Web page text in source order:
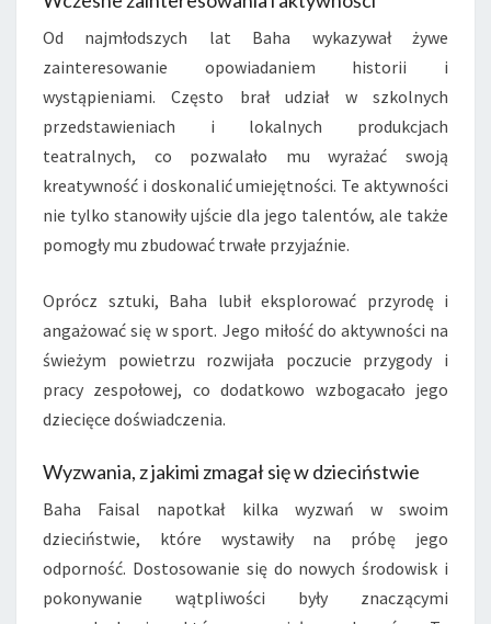
Od najmłodszych lat Baha wykazywał żywe
zainteresowanie opowiadaniem historii i
wystąpieniami. Często brał udział w szkolnych
przedstawieniach i lokalnych produkcjach
teatralnych, co pozwalało mu wyrażać swoją
kreatywność i doskonalić umiejętności. Te aktywności
nie tylko stanowiły ujście dla jego talentów, ale także
pomogły mu zbudować trwałe przyjaźnie.
Oprócz sztuki, Baha lubił eksplorować przyrodę i
angażować się w sport. Jego miłość do aktywności na
świeżym powietrzu rozwijała poczucie przygody i
pracy zespołowej, co dodatkowo wzbogacało jego
dziecięce doświadczenia.
Wyzwania, z jakimi zmagał się w dzieciństwie
Baha Faisal napotkał kilka wyzwań w swoim
dzieciństwie, które wystawiły na próbę jego
odporność. Dostosowanie się do nowych środowisk i
pokonywanie wątpliwości były znaczącymi